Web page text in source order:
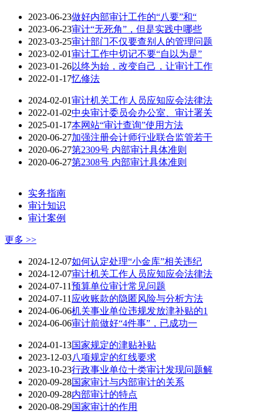
2023-06-23做好内部审计工作的“八要”和“
2023-06-23审计“无死角”，但是实践中哪些
2023-03-25审计部门不仅要查别人的管理问题
2023-02-01审计工作中切记不要“自以为是”
2023-01-26以终为始，改变自己，让审计工作
2022-01-17忆修法
2024-02-01审计机关工作人员应知应会法律法
2022-01-02中央审计委员会办公室、审计署关
2025-01-17本网站“审计查询”使用方法
2020-06-27加强注册会计师行业联合监管若干
2020-06-27第2309号 内部审计具体准则
2020-06-27第2308号 内部审计具体准则
实务指南
审计知识
审计案例
更多 >>
2024-12-07如何认定处理“小金库”相关违纪
2024-12-07审计机关工作人员应知应会法律法
2024-07-11预算单位审计常见问题
2024-07-11 应收账款的隐匿风险与分析方法
2024-06-06机关事业单位违规发放津补贴的1
2024-06-06审计前做好“4件事”，已成功一
2024-01-13国家规定的津贴补贴
2023-12-03八项规定的红线要求
2023-10-23行政事业单位十类审计发现问题解
2020-09-28国家审计与内部审计的关系
2020-09-28内部审计的特点
2020-08-29国家审计的作用